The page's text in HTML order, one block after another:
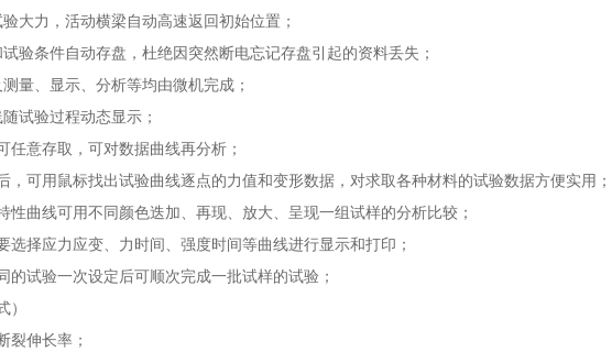
大力，活动横梁自动高速返回初始位置；
验条件自动存盘，杜绝因突然断电忘记存盘引起的资料丢失；
量、显示、分析等均由微机完成；
试验过程动态显示；
任意存取，可对数据曲线再分析；
，可用鼠标找出试验曲线逐点的力值和变形数据，对求取各种材料的试验数据方便实用；
性曲线可用不同颜色迭加、再现、放大、呈现一组试样的分析比较；
选择应力应变、力时间、强度时间等曲线进行显示和打印；
的试验一次设定后可顺次完成一批试样的试验；
）
裂伸长率；